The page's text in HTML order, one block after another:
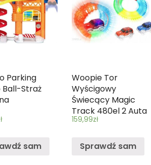
Parking
Ball-Straż
sam
Woopie Tor
Wyścigowy
Świecący Magic
Track 480el 2 Auta
159,99zł
Sprawdź sam